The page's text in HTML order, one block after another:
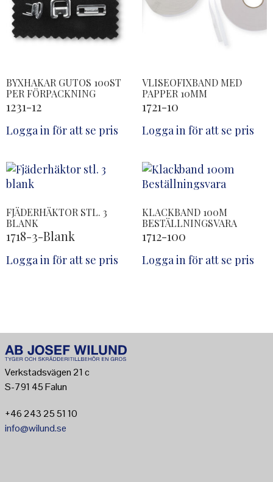
BYXHAKAR GUTOS 100ST
PER FÖRPACKNING
1231-12
Logga in för att se pris
VLISEOFIXBAND MED
PAPPER 10MM
1721-10
Logga in för att se pris
FJÄDERHÄKTOR STL. 3
BLANK
1718-3-Blank
Logga in för att se pris
KLACKBAND 100M
BESTÄLLNINGSVARA
1712-100
Logga in för att se pris
Verkstadsvägen 21 c
S-791 45 Falun
+46 243 25 51 10
info@wilund.se